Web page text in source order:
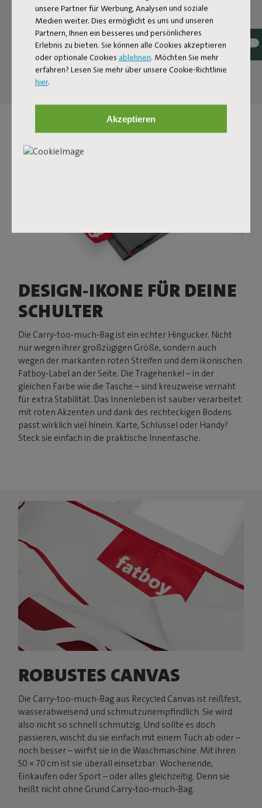
unsere Partner für Werbung, Analysen und soziale
Medien weiter. Dies ermöglicht es uns und unseren
Partnern, Ihnen ein besseres und persönlicheres
Erlebnis zu bieten. Sie können alle Cookies akzeptieren
oder optionale Cookies ablehnen. Möchten Sie mehr
erfahren? Lesen Sie mehr über unsere Cookie-Richtlinie
hier.
Akzeptieren
oder Einkaufstasche aus Recycled Canvas: einem
robusten 100 % Polyesterstoff, hauptsächlich aus
gebrauchtem Plastik. Sie ist nicht nur angenehm
oversized, sondern auch überraschend stabil.
DESIGN‑IKONE FÜR DEINE
SCHULTER
Die Carry‑too‑much‑Bag ist ein echter Hingucker. Nicht
nur wegen ihrer großzügigen Größe, sondern auch
wegen der markanten roten Streifen und dem ikonischen
Fatboy‑Label an der Seite. Die Tragehenkel – in der
gleichen Farbe wie die Tasche – sind kreuzweise vernäht
für extra Stabilität. Das Innenleben ist sauber verarbeitet
mit roten Akzenten und dank des rechteckigen Bodens
passt wirklich viel hinein. Karte, Schlüssel oder Handy?
Steck sie einfach in die praktische Innentasche.
ROBUSTES CANVAS
Die Carry‑too‑much‑Bag aus Recycled Canvas ist reißfest,
wasserabweisend und schmutzunempfindlich. Sie wird
also nicht so schnell schmutzig. Und sollte es doch
passieren, wischt du sie einfach mit einem Tuch ab oder –
noch besser – wirfst sie in die Waschmaschine. Mit ihren
50 × 70 cm ist sie überall einsetzbar: Wochenende,
Einkaufen oder Sport – oder alles gleichzeitig. Denn sie
heißt nicht ohne Grund Carry‑too‑much‑Bag.